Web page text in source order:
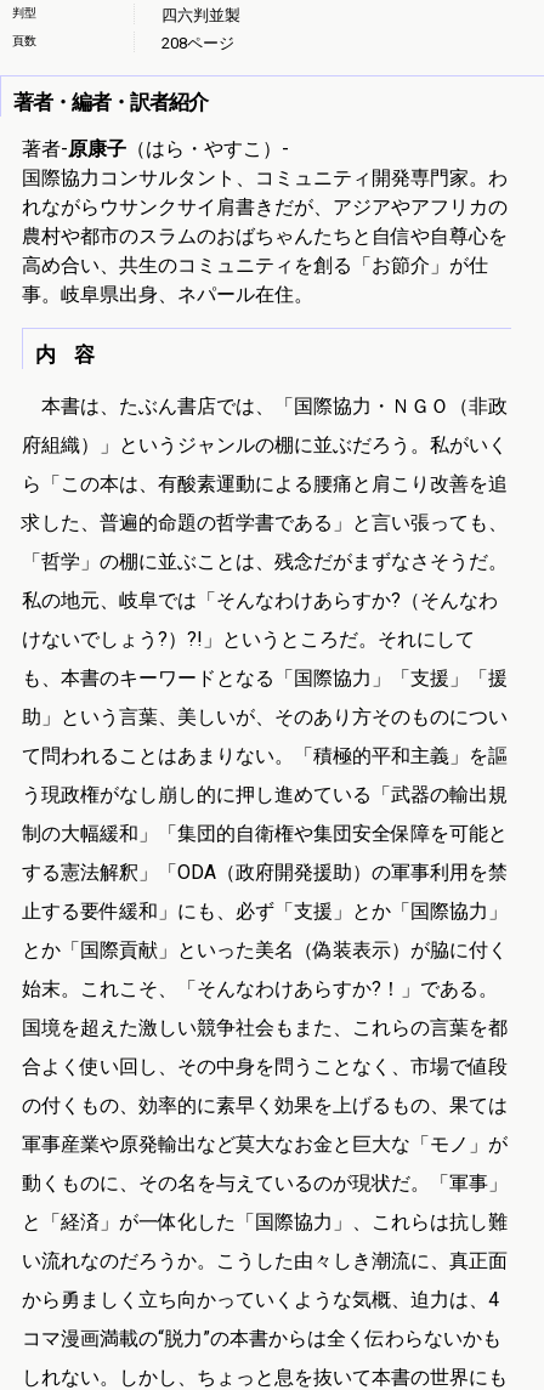
判型 四六判並製
頁数 208ページ
著者・編者・訳者紹介
著者-原康子（はら・やすこ）-
国際協力コンサルタント、コミュニティ開発専門家。わ
れながらウサンクサイ肩書きだが、アジアやアフリカの
農村や都市のスラムのおばちゃんたちと自信や自尊心を
高め合い、共生のコミュニティを創る「お節介」が仕
事。岐阜県出身、ネパール在住。
内 容
本書は、たぶん書店では、「国際協力・ＮＧＯ（非政
府組織）」というジャンルの棚に並ぶだろう。私がいく
ら「この本は、有酸素運動による腰痛と肩こり改善を追
求した、普遍的命題の哲学書である」と言い張っても、
「哲学」の棚に並ぶことは、残念だがまずなさそうだ。
私の地元、岐阜では「そんなわけあらすか?（そんなわ
けないでしょう?）?!」というところだ。それにして
も、本書のキーワードとなる「国際協力」「支援」「援
助」という言葉、美しいが、そのあり方そのものについ
て問われることはあまりない。「積極的平和主義」を謳
う現政権がなし崩し的に押し進めている「武器の輸出規
制の大幅緩和」「集団的自衛権や集団安全保障を可能と
する憲法解釈」「ODA（政府開発援助）の軍事利用を禁
止する要件緩和」にも、必ず「支援」とか「国際協力」
とか「国際貢献」といった美名（偽装表示）が脇に付く
始末。これこそ、「そんなわけあらすか?！」である。
国境を超えた激しい競争社会もまた、これらの言葉を都
合よく使い回し、その中身を問うことなく、市場で値段
の付くもの、効率的に素早く効果を上げるもの、果ては
軍事産業や原発輸出など莫大なお金と巨大な「モノ」が
動くものに、その名を与えているのが現状だ。「軍事」
と「経済」が一体化した「国際協力」、これらは抗し難
い流れなのだろうか。こうした由々しき潮流に、真正面
から勇ましく立ち向かっていくような気概、迫力は、4
コマ漫画満載の“脱力”の本書からは全く伝わらないかも
しれない。しかし、ちょっと息を抜いて本書の世界にも